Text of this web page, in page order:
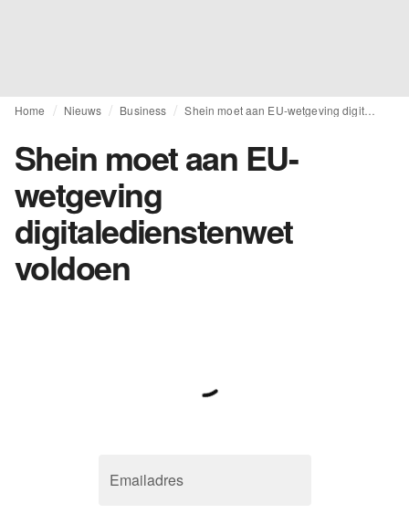
Home Nieuws Business Shein moet aan EU-wetgeving digitaledienstenwet voldoen
Shein moet aan EU-
wetgeving
digitaledienstenwet
voldoen
Emailadres